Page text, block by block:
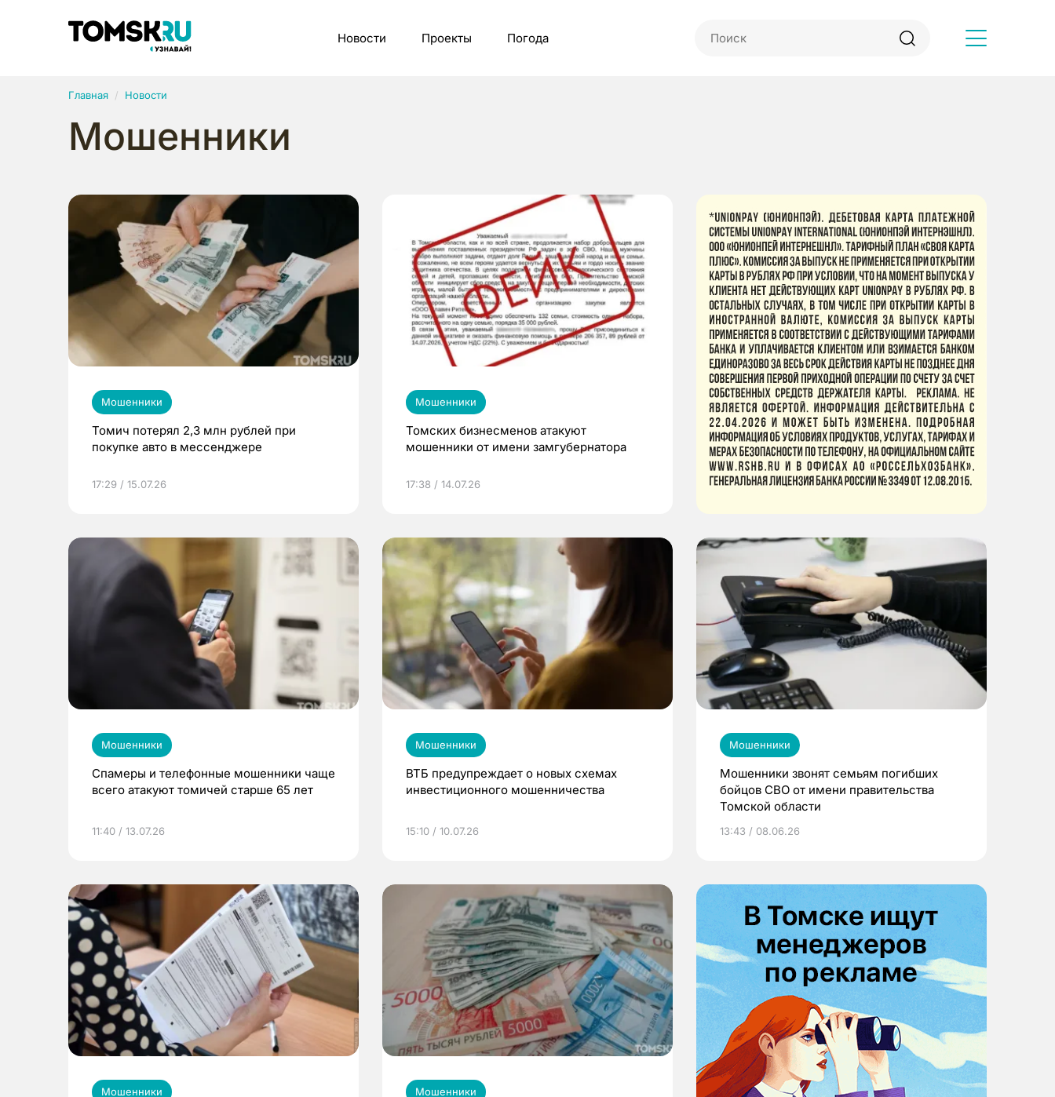
Новости Проекты Погода
Главная Новости
Мошенники
Мошенники
Томич потерял 2,3 млн рублей при
покупке авто в мессенджере
17:29 / 15.07.26
Мошенники
Томских бизнесменов атакуют
мошенники от имени замгубернатора
17:38 / 14.07.26
Мошенники
Спамеры и телефонные мошенники чаще
всего атакуют томичей старше 65 лет
11:40 / 13.07.26
Мошенники
ВТБ предупреждает о новых схемах
инвестиционного мошенничества
15:10 / 10.07.26
Мошенники
Мошенники звонят семьям погибших
бойцов СВО от имени правительства
Томской области
13:43 / 08.06.26
Мошенники Мошенники
Рубрики